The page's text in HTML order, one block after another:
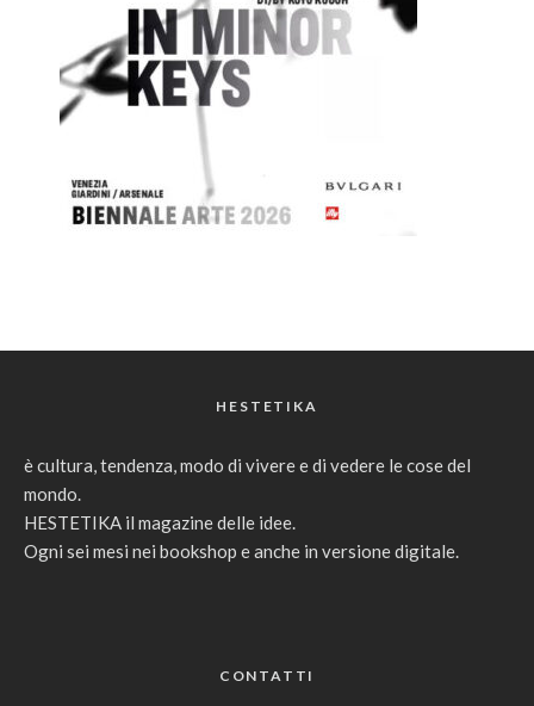
HESTETIKA
è cultura, tendenza, modo di vivere e di vedere le cose del
mondo.
HESTETIKA il magazine delle idee.
Ogni sei mesi nei bookshop e anche in versione digitale.
CONTATTI